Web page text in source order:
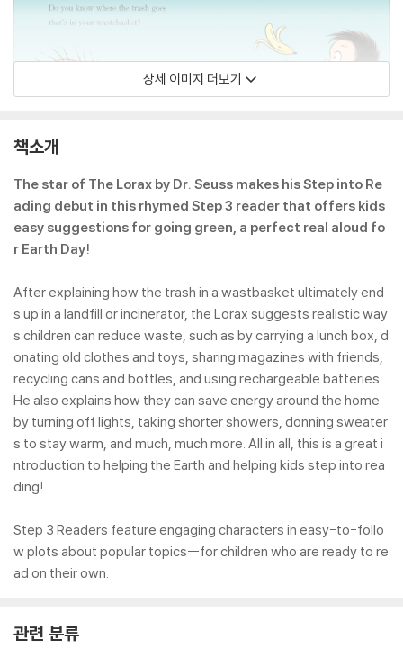
상세 이미지 더보기
책소개
The star of The Lorax by Dr. Seuss makes his Step into Re
ading debut in this rhymed Step 3 reader that offers kids
easy suggestions for going green, a perfect real aloud fo
r Earth Day!
After explaining how the trash in a wastbasket ultimately end
s up in a landfill or incinerator, the Lorax suggests realistic way
s children can reduce waste, such as by carrying a lunch box, d
onating old clothes and toys, sharing magazines with friends,
recycling cans and bottles, and using rechargeable batteries.
He also explains how they can save energy around the home
by turning off lights, taking shorter showers, donning sweater
s to stay warm, and much, much more. All in all, this is a great i
ntroduction to helping the Earth and helping kids step into rea
ding!
Step 3 Readers feature engaging characters in easy-to-follo
w plots about popular topics--for children who are ready to re
ad on their own.
관련 분류